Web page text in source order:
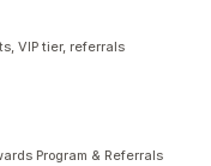
VIP tier, referrals
Program & Referrals